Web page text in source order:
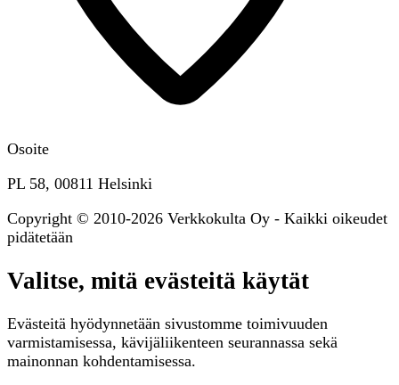
Osoite
PL 58, 00811 Helsinki
Copyright © 2010-2026 Verkkokulta Oy - Kaikki oikeudet
pidätetään
Valitse, mitä evästeitä käytät
Evästeitä hyödynnetään sivustomme toimivuuden
varmistamisessa, kävijäliikenteen seurannassa sekä
mainonnan kohdentamisessa.